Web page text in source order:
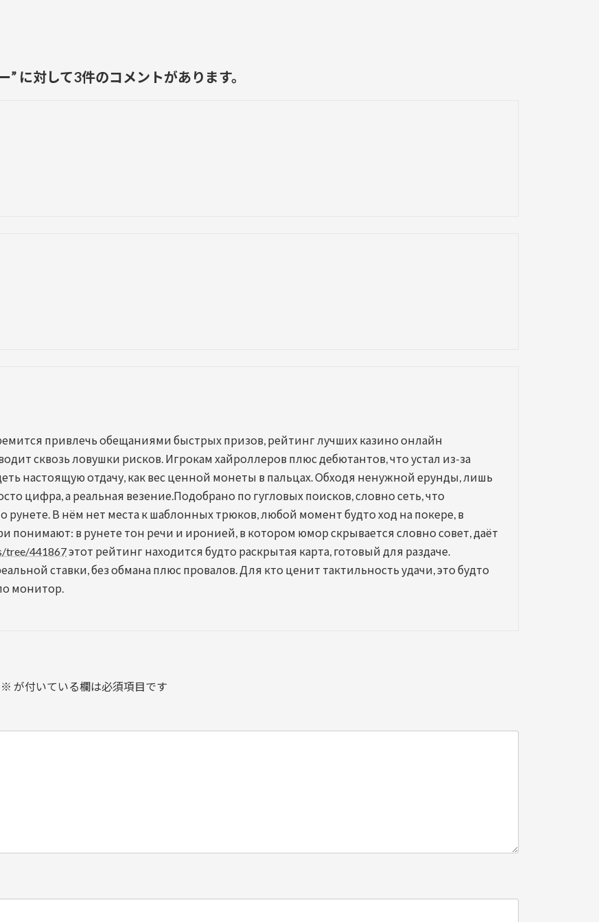
” に対して3件のコメントがあります。
привлечь обещаниями быстрых призов, рейтинг лучших казино онлайн
сквозь ловушки рисков. Игрокам хайроллеров плюс дебютантов, что устал из-за
настоящую отдачу, как вес ценной монеты в пальцах. Обходя ненужной ерунды, лишь
цифра, а реальная везение.Подобрано по гугловых поисков, словно сеть, что
рунете. В нём нет места к шаблонных трюков, любой момент будто ход на покере, в
понимают: в рунете тон речи и иронией, в котором юмор скрывается словно совет, даёт
tree/441867этот рейтинг находится будто раскрытая карта, готовый для раздаче.
ставки, без обмана плюс провалов. Для кто ценит тактильность удачи, это будто
монитор.
※ が付いている欄は必須項目です